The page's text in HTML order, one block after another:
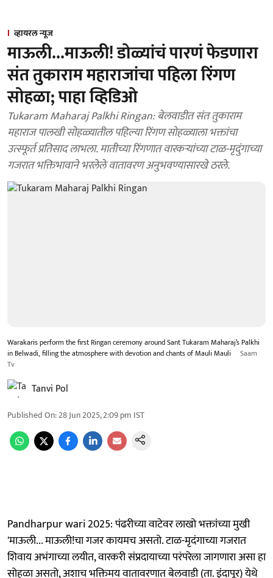
व्हायरल न्यूज
माऊली...माऊली! डोळ्यांचं पारणं फेडणारा
संत तुकाराम महाराजांचा पहिला रिंगण
सोहळा; पाहा व्हिडिओ
Tukaram Maharaj Palkhi Ringan: बेलवाडीत संत तुकाराम
महाराज पालखी सोहळ्यातील पहिल्या रिंगण सोहळ्याला भक्तांचा
उत्स्फूर्त प्रतिसाद लाभला. मातीच्या रिंगणात वारकऱ्यांच्या टाळ-मृदुंगाच्या
गजरात भक्तिभावाने भरलेले वातावरण अनुभवण्यासारखे ठरले.
Warakaris perform the first Ringan ceremony around Sant Tukaram Maharaj’s Palkhi
in Belwadi, filling the atmosphere with devotion and chants of Mauli Mauli
Saam
Tv
Tanvi Pol
Published On:28 Jun 2025, 2:09 pm IST
Pandharpur wari 2025: पंढरीच्या वाटेवर लाखो भक्तांच्या मुखी
'माऊली... माऊली!चा गजर कायमच असतो. टाळ-मृदंगाच्या गजरात
शिवाय अभंगाच्या लयीत, वारकरी संप्रदायाच्या परंपरेला जागणारा असा हा
सोहळा असतो, अशाच भक्तिमय वातावरणात बेलवाडी (ता. इंदापूर) येथे